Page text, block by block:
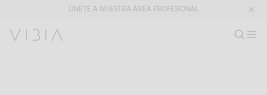
ÚNETE A NUESTRA ÁREA PROFESIONAL
BuscarES
LUMINARIAS DE EXTERIOR
LUMINARIAS DE EXTERIOR